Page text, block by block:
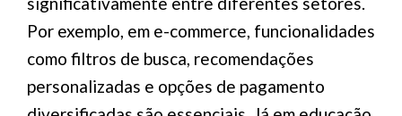
Por exemplo, em e-commerce, funcionalidades
como filtros de busca, recomendações
personalizadas e opções de pagamento